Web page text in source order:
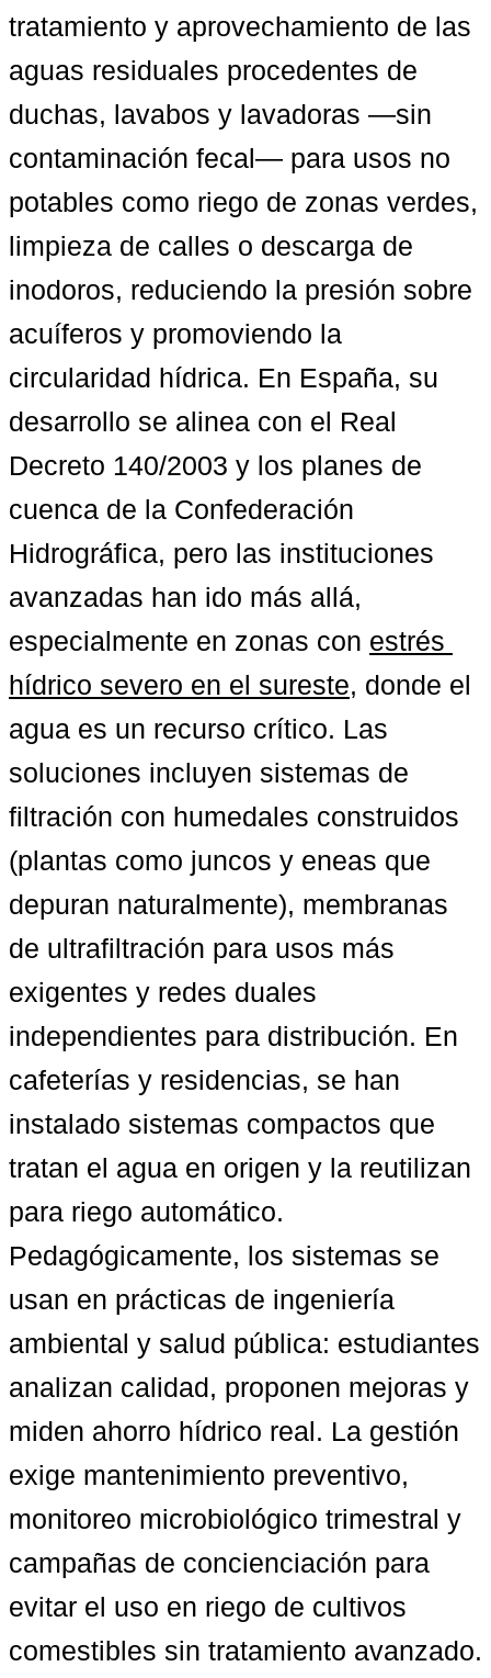
tratamiento y aprovechamiento de las
aguas residuales procedentes de
duchas, lavabos y lavadoras —sin
contaminación fecal— para usos no
potables como riego de zonas verdes,
limpieza de calles o descarga de
inodoros, reduciendo la presión sobre
acuíferos y promoviendo la
circularidad hídrica. En España, su
desarrollo se alinea con el Real
Decreto 140/2003 y los planes de
cuenca de la Confederación
Hidrográfica, pero las instituciones
avanzadas han ido más allá,
especialmente en zonas con estrés
hídrico severo en el sureste, donde el
agua es un recurso crítico. Las
soluciones incluyen sistemas de
filtración con humedales construidos
(plantas como juncos y eneas que
depuran naturalmente), membranas
de ultrafiltración para usos más
exigentes y redes duales
independientes para distribución. En
cafeterías y residencias, se han
instalado sistemas compactos que
tratan el agua en origen y la reutilizan
para riego automático.
Pedagógicamente, los sistemas se
usan en prácticas de ingeniería
ambiental y salud pública: estudiantes
analizan calidad, proponen mejoras y
miden ahorro hídrico real. La gestión
exige mantenimiento preventivo,
monitoreo microbiológico trimestral y
campañas de concienciación para
evitar el uso en riego de cultivos
comestibles sin tratamiento avanzado.